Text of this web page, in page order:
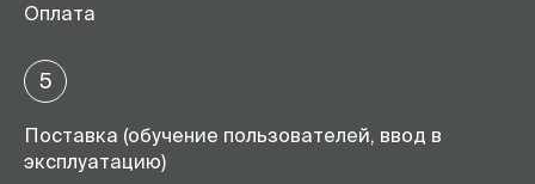
Оплата
5
Поставка (обучение пользователей, ввод в
эксплуатацию)